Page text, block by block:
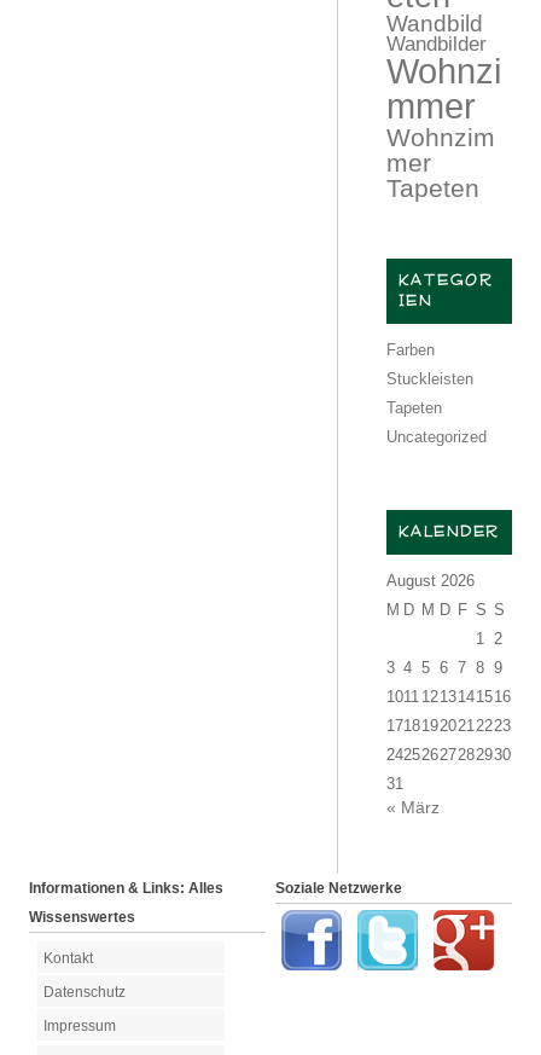
Wandbild
Wandbilder
Wohnzi
mmer
Wohnzim
mer
Tapeten
KATEGOR
IEN
Farben
Stuckleisten
Tapeten
Uncategorized
KALENDER
August 2026
M D M D F S S
1 2
3 4 5 6 7 8 9
1011 1213141516
17181920212223
24252627282930
31
« März
Informationen & Links: Alles
Wissenswertes
Kontakt
Datenschutz
Impressum
Soziale Netzwerke